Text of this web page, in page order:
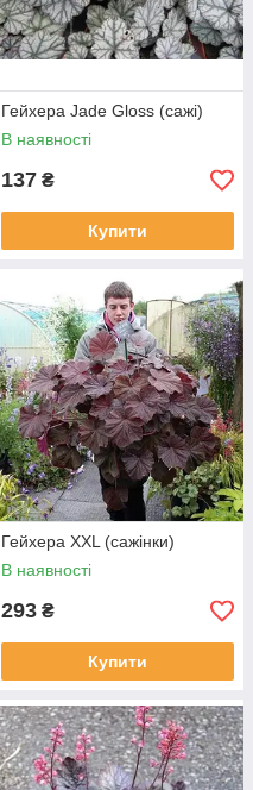
Гейхера Jade Gloss (сажі)
В наявності
137 ₴
Купити
Гейхера XXL (сажінки)
В наявності
293 ₴
Купити